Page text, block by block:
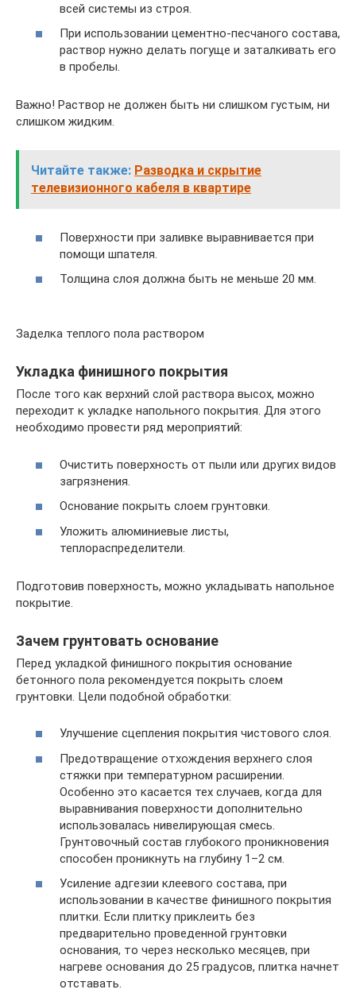
всей системы из строя.
При использовании цементно-песчаного состава,
раствор нужно делать погуще и заталкивать его
в пробелы.
Важно! Раствор не должен быть ни слишком густым, ни
слишком жидким.
Читайте также: Разводка и скрытие
телевизионного кабеля в квартире
Поверхности при заливке выравнивается при
помощи шпателя.
Толщина слоя должна быть не меньше 20 мм.
Заделка теплого пола раствором
Укладка финишного покрытия
После того как верхний слой раствора высох, можно
переходит к укладке напольного покрытия. Для этого
необходимо провести ряд мероприятий:
Очистить поверхность от пыли или других видов
загрязнения.
Основание покрыть слоем грунтовки.
Уложить алюминиевые листы,
теплораспределители.
Подготовив поверхность, можно укладывать напольное
покрытие.
Зачем грунтовать основание
Перед укладкой финишного покрытия основание
бетонного пола рекомендуется покрыть слоем
грунтовки. Цели подобной обработки:
Улучшение сцепления покрытия чистового слоя.
Предотвращение отхождения верхнего слоя
стяжки при температурном расширении.
Особенно это касается тех случаев, когда для
выравнивания поверхности дополнительно
использовалась нивелирующая смесь.
Грунтовочный состав глубокого проникновения
способен проникнуть на глубину 1–2 см.
Усиление адгезии клеевого состава, при
использовании в качестве финишного покрытия
плитки. Если плитку приклеить без
предварительно проведенной грунтовки
основания, то через несколько месяцев, при
нагреве основания до 25 градусов, плитка начнет
отставать.